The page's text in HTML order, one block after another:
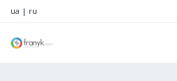
ua | ru